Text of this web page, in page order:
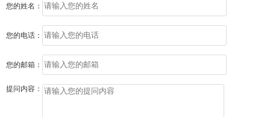
您的姓名：
您的电话：
您的邮箱：
提问内容：